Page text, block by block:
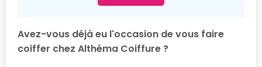
Avez-vous déjà eu l'occasion de vous faire
coiffer chez Althéma Coiffure ?